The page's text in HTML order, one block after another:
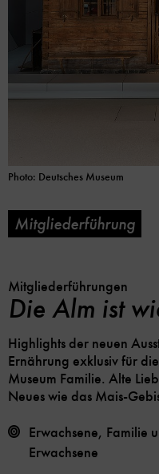
Photo: Deutsches Museum
Mitgliederführung
Mitgliederführungen
Die Alm ist
Highlights der neuen
Ernährung exklusiv für
Museum Familie. Alte
Neues wie das Mais-
Erwachsene, Familie
Erwachsene